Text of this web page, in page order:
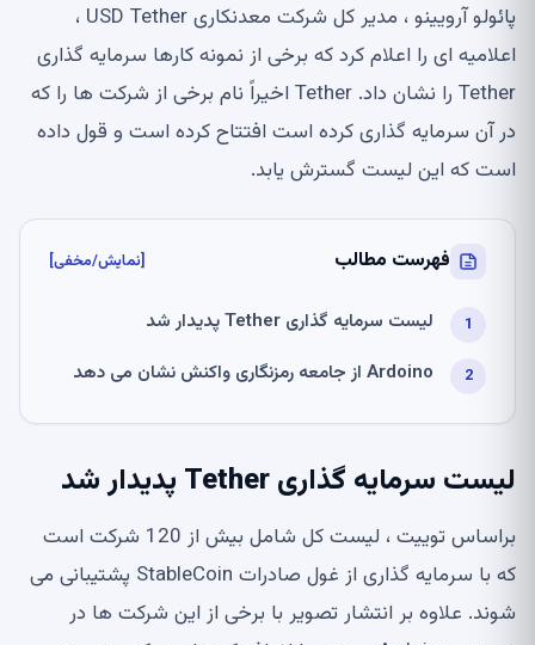
پائولو آرویینو ، مدیر کل شرکت معدنکاری USD Tether ،
اعلامیه ای را اعلام کرد که برخی از نمونه کارها سرمایه گذاری
Tether را نشان داد. Tether اخیراً نام برخی از شرکت ها را که
در آن سرمایه گذاری کرده است افتتاح کرده است و قول داده
است که این لیست گسترش یابد.
فهرست مطالب [نمایش/مخفی]
لیست سرمایه گذاری Tether پدیدار شد
Ardoino از جامعه رمزنگاری واکنش نشان می دهد
لیست سرمایه گذاری Tether پدیدار شد
براساس توییت ، لیست کل شامل بیش از 120 شرکت است
که با سرمایه گذاری از غول صادرات StableCoin پشتیبانی می
شوند. علاوه بر انتشار تصویر با برخی از این شرکت ها در